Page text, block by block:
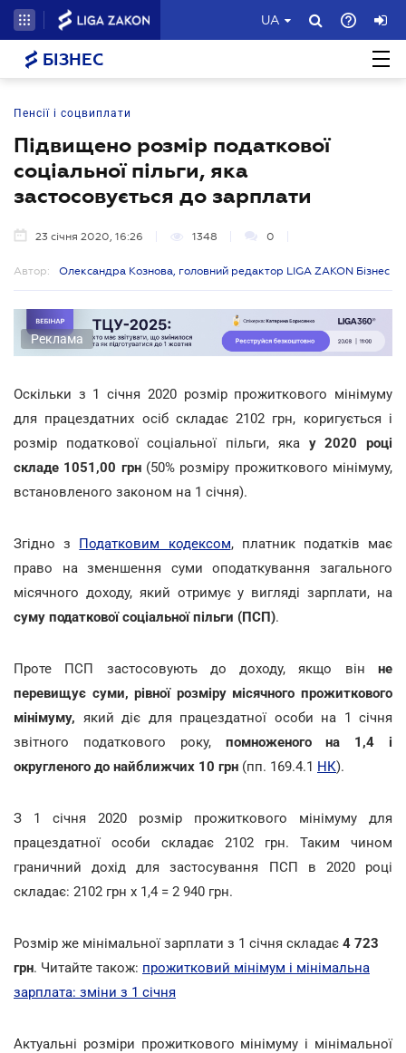
UA
БІЗНЕС
Пенсії і соцвиплати
Підвищено розмір податкової
соціальної пільги, яка
застосовується до зарплати
23 січня 2020, 16:26 1348 0
Автор: Олександра Кознова, головний редактор LIGA ZAKON Бізнес
Реклама
Оскільки з 1 січня 2020 розмір прожиткового мінімуму
для працездатних осіб складає 2102 грн, коригується і
розмір податкової соціальної пільги, яка у 2020 році
складе 1051,00 грн(50% розміру прожиткового мінімуму,
встановленого законом на 1 січня).
Згідно з Податковим кодексом, платник податків має
право на зменшення суми оподаткування загального
місячного доходу, який отримує у вигляді зарплати, на
суму податкової соціальної пільги (ПСП).
Проте ПСП застосовують до доходу, якщо він не
перевищує суми, рівної розміру місячного прожиткового
мінімуму, який діє для працездатної особи на 1 січня
звітного податкового року, помноженого на 1,4 і
округленого до найближчих 10 грн (пп. 169.4.1 НК).
З 1 січня 2020 розмір прожиткового мінімуму для
працездатної особи складає 2102 грн. Таким чином
граничний дохід для застосування ПСП в 2020 році
складає: 2102 грн х 1,4 = 2 940 грн.
Розмір же мінімальної зарплати з 1 січня складає 4 723
грн. Читайте також: прожитковий мінімум і мінімальна
зарплата: зміни з 1 січня
Актуальні розміри прожиткового мінімуму і мінімальної